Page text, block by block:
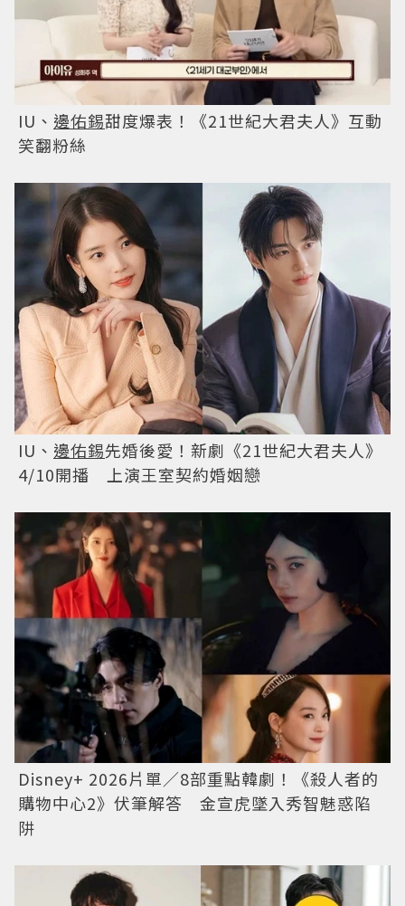
IU、 邊佑錫甜度爆表！《21世紀大君夫人》互動
笑翻粉絲
IU、 邊佑錫先婚後愛！新劇《21世紀大君夫人》
4/10開播 上演王室契約婚姻戀
Disney+ 2026片單／8部重點韓劇！《殺人者的
購物中心2》伏筆解答 金宣虎墜入秀智魅惑陷
阱